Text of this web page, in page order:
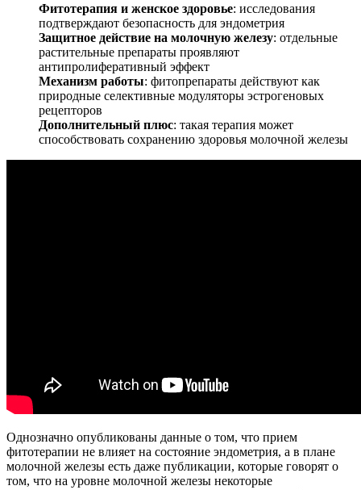
Фитотерапия и женское здоровье: исследования
подтверждают безопасность для эндометрия
Защитное действие на молочную железу: отдельные
растительные препараты проявляют
антипролиферативный эффект
Механизм работы: фитопрепараты действуют как
природные селективные модуляторы эстрогеновых
рецепторов
Дополнительный плюс: такая терапия может
способствовать сохранению здоровья молочной железы
Однозначно опубликованы данные о том, что прием
фитотерапии не влияет на состояние эндометрия, а в плане
молочной железы есть даже публикации, которые говорят о
том, что на уровне молочной железы некоторые